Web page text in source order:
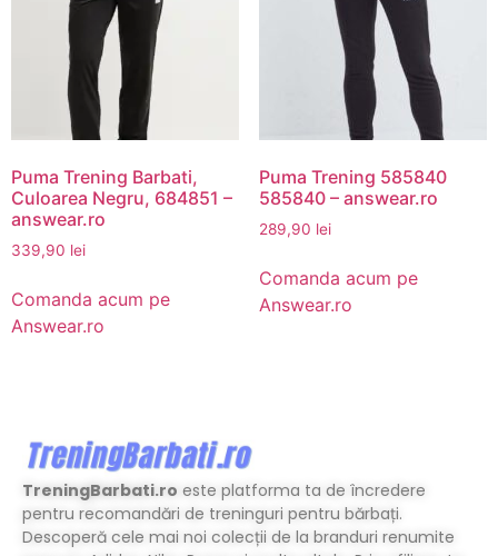
Puma Trening Barbati,
Culoarea Negru, 684851 –
answear.ro
339,90 lei
Comanda acum pe
Answear.ro
Puma Trening 585840
585840 – answear.ro
289,90 lei
Comanda acum pe
Answear.ro
TreningBarbati.ro este platforma ta de încredere
pentru recomandări de treninguri pentru bărbați.
Descoperă cele mai noi colecții de la branduri renumite